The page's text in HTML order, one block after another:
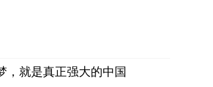
，就是真正强大的中国